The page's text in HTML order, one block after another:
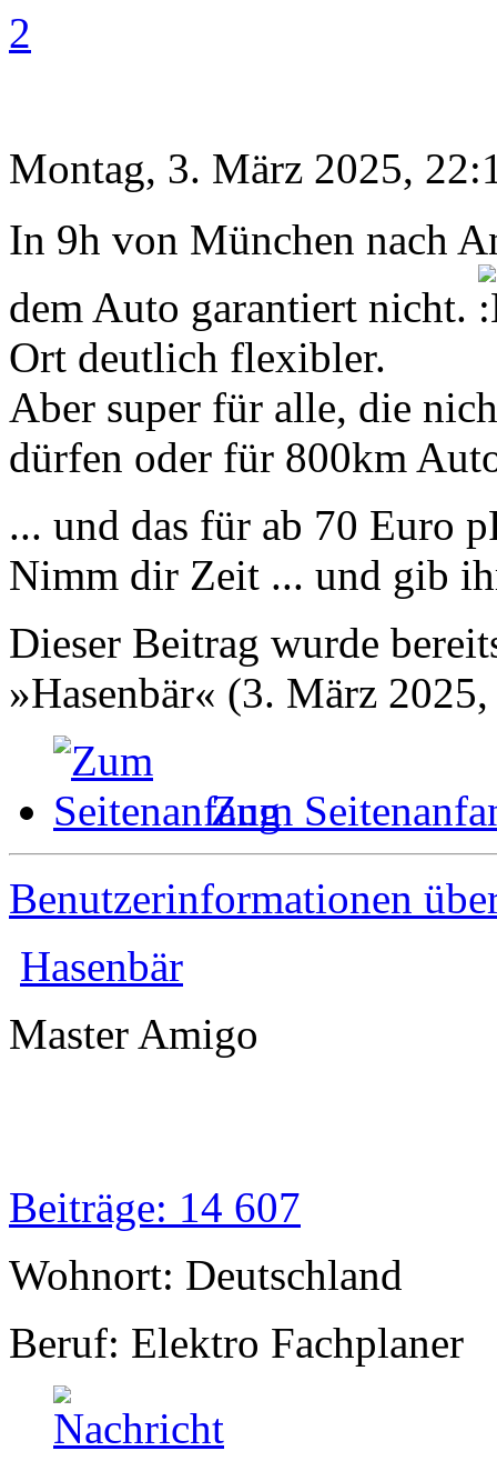
2
Montag, 3. März 2025,
In 9h von München nach
dem Auto garantiert nicht.
Ort deutlich flexibler.
Aber super für alle, die
dürfen oder für 800km
... und das für ab 70 Euro
Nimm dir Zeit ... und gib
Dieser Beitrag wurde
»Hasenbär« (3. März
Zum
Benutzerinformationen
Hasenbär
Master Amigo
Beiträge: 14 607
Wohnort: Deutschland
Beruf: Elektro Fachplaner